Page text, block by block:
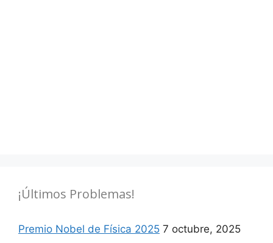
¡Últimos Problemas!
Premio Nobel de Física 2025 7 octubre, 2025